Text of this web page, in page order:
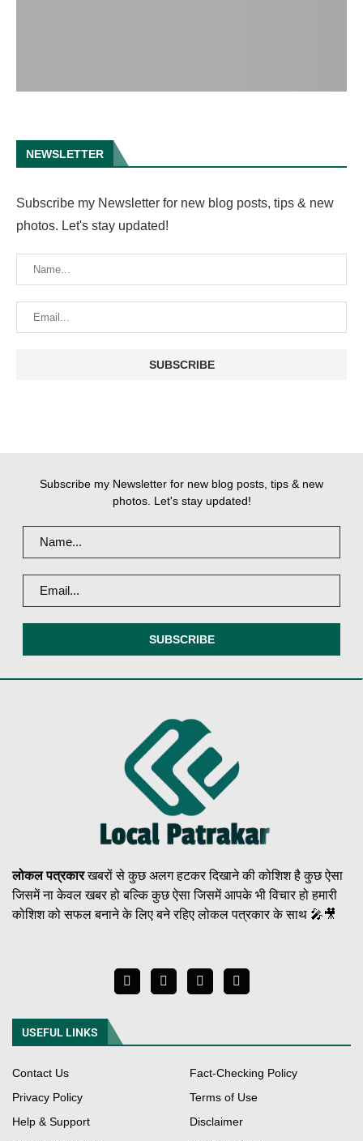
NEWSLETTER
Subscribe my Newsletter for new blog posts, tips & new
photos. Let's stay updated!
Subscribe my Newsletter for new blog posts, tips & new
photos. Let's stay updated!
लोकल पत्रकारखबरों से कुछ अलग हटकर दिखाने की कोशिश है कुछ ऐसा
जिसमें ना केवल खबर हो बल्कि कुछ ऐसा जिसमें आपके भी विचार हो हमारी
कोशिश को सफल बनाने के लिए बने रहिए लोकल पत्रकार के साथ 🎤🎥
USEFUL LINKS
Contact Us
Fact-Checking Policy
Privacy Policy
Terms of Use
Help & Support
Disclaimer